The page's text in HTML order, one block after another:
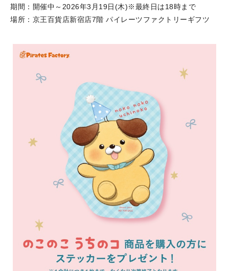
期間：開催中～2026年3月19日(木)※最終日は18時まで
場所：京王百貨店新宿店7階 パイレーツファクトリーギフツ